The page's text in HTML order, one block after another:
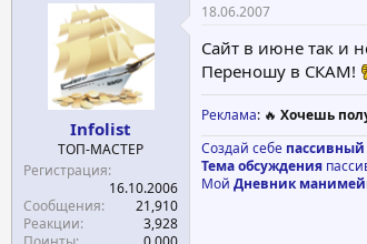
Infolist
ТОП-МАСТЕР
Регистрация
16.10.2006
Сообщения
21,910
Реакции
3,928
18.06.2007
Сайт в июне так и
Переношу в СКАМ!
Реклама: 🔥 Хочешь
Создай себе пассивный
Тема обсуждения
Мой Дневник